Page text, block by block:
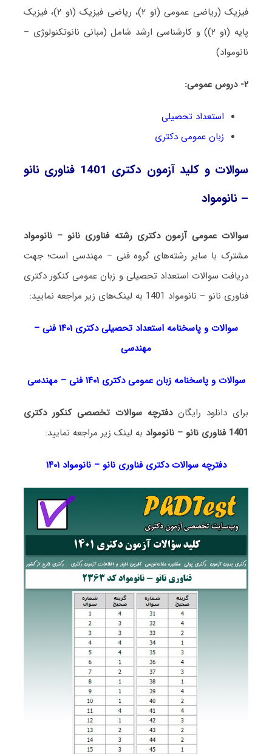
فیزیک (ریاضی عمومی (۱و ۲)، ریاضی فیزیک (۱و ۲)، فیزیک
پایه (۱و ۲)) و کارشناسی ارشد شامل (مبانی نانوتکنولوژی –
نانومواد)
۲- دروس عمومی:
استعداد تحصیلی
زبان عمومی دکتری
سوالات و کلید آزمون دکتری 1401 فناوری نانو
– نانومواد
سوالات عمومی آزمون دکتری رشته فناوری نانو – نانومواد
مشترک با سایر رشته‌های گروه فنی – مهندسی است؛ جهت
دریافت سوالات استعداد تحصیلی و زبان عمومی کنکور دکتری
فناوری نانو – نانومواد 1401 به لینک‌های زیر مراجعه نمایید:
سوالات و پاسخنامه استعداد تحصیلی دکتری
۱۴۰۱ فنی –
مهندسی
سوالات و پاسخنامه زبان عمومی دکتری ۱۴۰۱ فنی – مهندسی
برای دانلود رایگاندفترچه سوالات تخصصی کنکور دکتری
1401 فناوری نانو – نانومواد
به لینک زیر مراجعه نمایید:
دفترچه سوالات دکتری فناوری نانو – نانومواد ۱۴۰۱